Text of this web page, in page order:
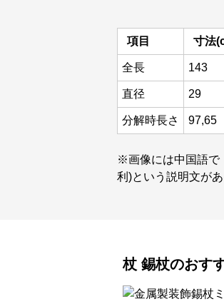
項目 寸法
全長 143
直径 29
分解時長さ 97,65
※画像には中国語で
利)という説明文が
杖 錫杖のおす